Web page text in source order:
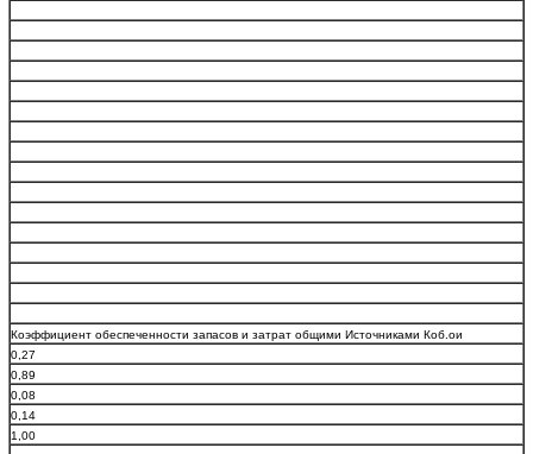
Коэффициент обеспеченности запасов и затрат общими Источниками Коб.ои
0,27
0,89
0,08
0,14
1,00